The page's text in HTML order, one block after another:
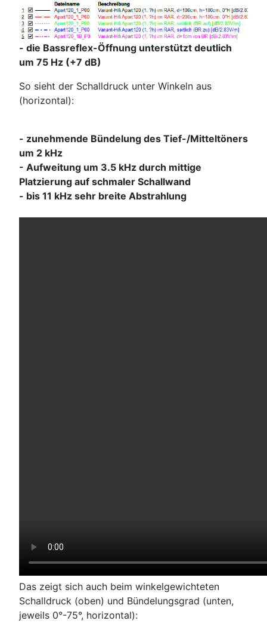
- die Bassreflex-Öffnung unterstützt deutlich
um 75 Hz (+7 dB)
So sieht der Schalldruck unter Winkeln aus
(horizontal):
- zunehmende Bündelung des Tief-/Mitteltöners
um 2 kHz
- Aufweitung um 3.5 kHz durch mittige
Platzierung auf schmaler Schallwand
- bis 11 kHz sehr breite Abstrahlung
Das zeigt sich auch beim winkelgewichteten
Schalldruck (oben) und Bündelungsgrad (unten,
jeweils 0°-75°, horizontal):